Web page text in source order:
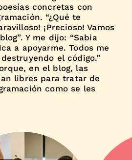
concretas con
“¿Qué te
¡Precioso! Vamos
Y me dijo: “Sabia
a apoyarme. Todos me
el código.”
en el blog, las
libres para tratar de
como se les